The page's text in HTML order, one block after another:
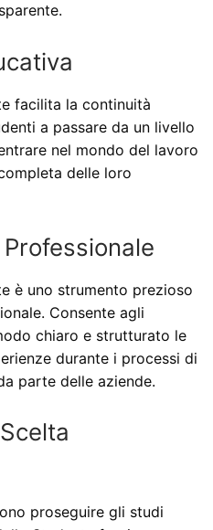
facilita la continuità
a passare da un livello
nel mondo del lavoro
delle loro
è uno strumento prezioso
Consente agli
chiaro e strutturato le
durante i processi di
parte delle aziende.
proseguire gli studi